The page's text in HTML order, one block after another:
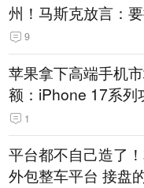
州！马斯克放言：
回美国
9
苹果拿下高端手机
额：iPhone 17系列
1
平台都不自己造了
外包整车平台 接盘